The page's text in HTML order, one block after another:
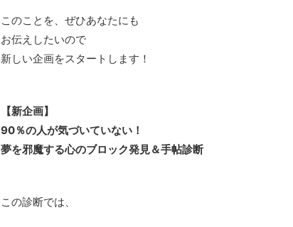
このことを、ぜひあなたにも
お伝えしたいので
新しい企画をスタートします！
【新企画】
90％の人が気づいていない！
夢を邪魔する心のブロック発見＆手帖診断
この診断では、